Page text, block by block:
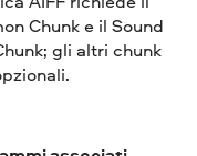
Chunk e il Sound
gli altri chunk